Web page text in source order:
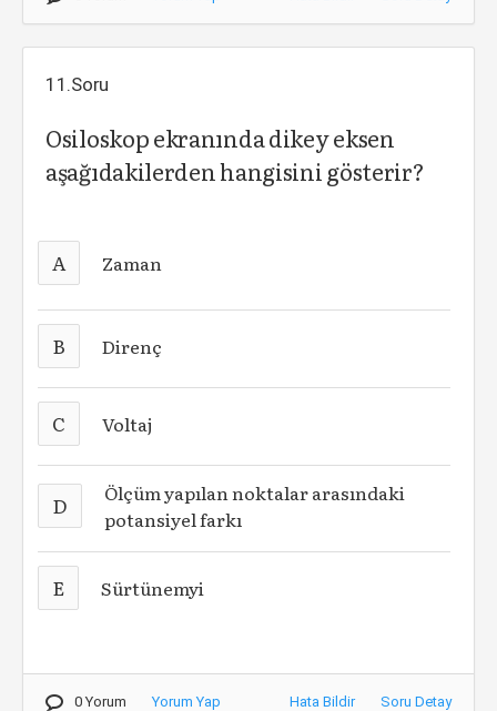
11.Soru
Osiloskop ekranında dikey eksen
aşağıdakilerden hangisini gösterir?
A Zaman
B Direnç
C Voltaj
D
Ölçüm yapılan noktalar arasındaki
potansiyel farkı
E Sürtünemyi
0 Yorum Yorum Yap Hata Bildir Soru Detay